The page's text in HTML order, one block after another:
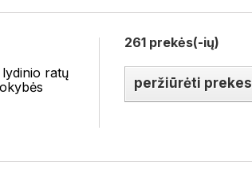
ratų
261 prekės(-ių)
peržiūrėti prekes